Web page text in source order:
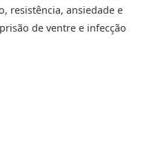
resistência, ansiedade e
de ventre e infecção